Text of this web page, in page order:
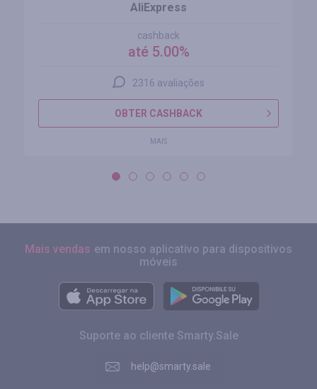
AliExpress
cashback
até 5.00%
2316 avaliações
OBTER CASHBACK
MAIS
Mais vendas em nosso aplicativo para dispositivos
móveis
Suporte ao cliente Smarty.Sale
help@smarty.sale